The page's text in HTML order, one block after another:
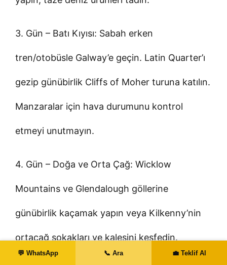
3. Gün – Batı Kıyısı: Sabah erken
tren/otobüsle Galway’e geçin. Latin Quarter’ı
gezip günübirlik Cliffs of Moher turuna katılın.
Manzaralar için hava durumunu kontrol
etmeyi unutmayın.
4. Gün – Doğa ve Orta Çağ: Wicklow
Mountains ve Glendalough göllerine
günübirlik kaçamak yapın veya Kilkenny’nin
ortaçağ sokakları ve kalesini keşfedin.
💬 WhatsApp 📞 Ara 💼 Teklif Al